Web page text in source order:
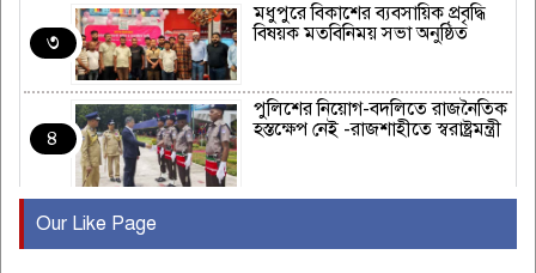
৩
মধুপুরে বিকাশের ব্যবসায়িক প্রবৃদ্ধি
বিষয়ক মতবিনিময় সভা অনুষ্ঠিত
৪
পুলিশের নিয়োগ-বদলিতে রাজনৈতিক
হস্তক্ষেপ নেই -রাজশাহীতে স্বরাষ্ট্রমন্ত্রী
৫
বছর পূর্তি উদযাপন
Our Like Page